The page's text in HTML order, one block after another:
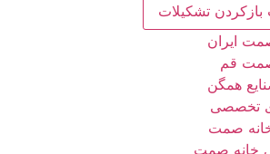
بازکردن تشکیلات
ایران
صمت قم
همگن
تخصصی
صمت
خانه صمت